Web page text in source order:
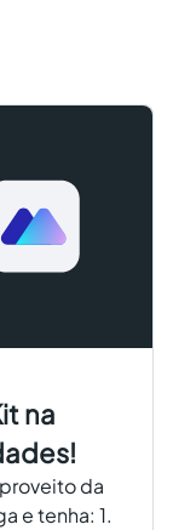
na
da
e tenha: 1.